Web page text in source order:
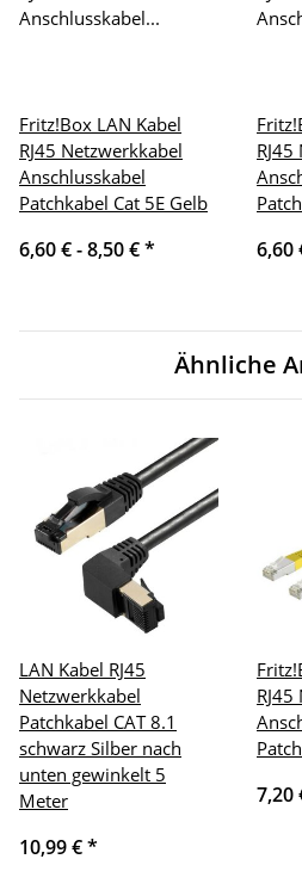
Fritz!Box LAN Kabel
RJ45 Netzwerkkabel
Anschlusskabel
Patchkabel Cat 5E Gelb
6,60 € -8,50 €* 6,60
Ähnliche
LAN Kabel RJ45
Netzwerkkabel
Patchkabel CAT 8.1
schwarz Silber nach
unten gewinkelt 5
Meter
10,99 €*
7,20